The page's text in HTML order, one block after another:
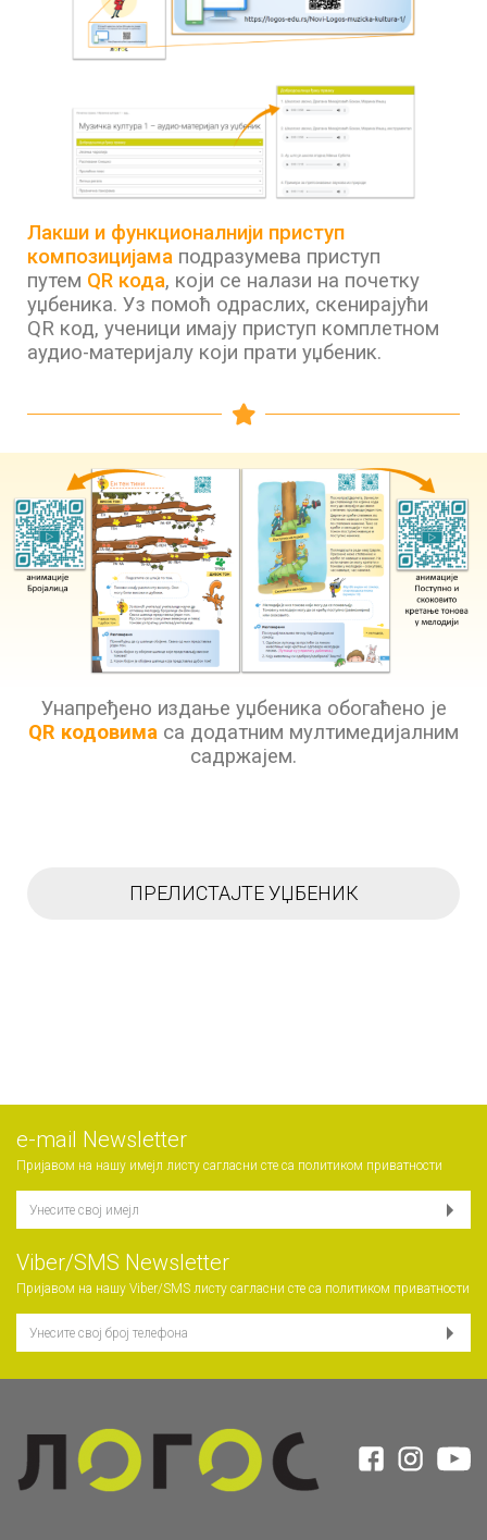
Лакши и функционалнији приступ
композицијама подразумева приступ
путем QR кода, који се налази на почетку
уџбеника. Уз помоћ одраслих, скенирајући
QR код, ученици имају приступ комплетном
аудио-материјалу који прати уџбеник.
Унапређено издање уџбеника обогаћено је
QR кодовима са додатним мултимедијалним
садржајем.
ПРЕЛИСТАЈТЕ УЏБЕНИК
е-mail Newsletter
Пријавом на нашу имејл листу сагласни сте са политиком приватности
Viber/SMS Newsletter
Пријавом на нашу Viber/SMS листу сагласни сте са политиком приватности